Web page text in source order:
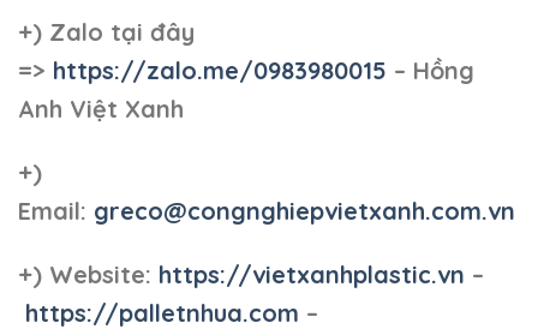
+) Zalo tại đây
=> https://zalo.me/0983980015 – Hồng
Anh Việt Xanh
+)
Email: greco@congnghiepvietxanh.com.vn
+) Website: https://vietxanhplastic.vn –
https://palletnhua.com –